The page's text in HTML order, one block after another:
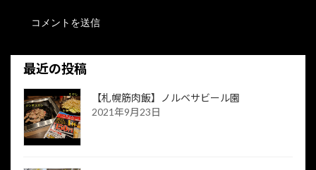
最近の投稿
【札幌筋肉飯】ノルベサビール園
2021年9月23日